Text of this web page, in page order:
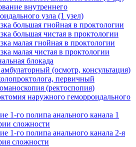
внутреннего
узла (1 узел)
большая гнойная в проктологии
большая чистая в проктологии
малая гнойная в проктологии
малая чистая в проктологии
блокада
(осмотр, консультация)
первичный
(ректоспопия)
наружного геморроидального
1-го полипа анального канала 1
сложности
1-го полипа анального канала 2-я
сложности